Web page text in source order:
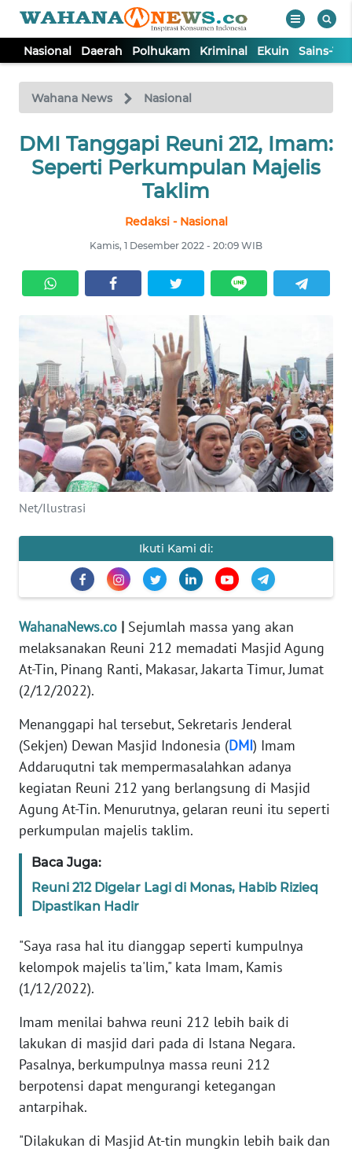
Nasional Daerah Polhukam Kriminal Ekuin Sains-
Wahana News Nasional
DMI Tanggapi Reuni 212, Imam:
Seperti Perkumpulan Majelis
Taklim
Redaksi - Nasional
Kamis, 1 Desember 2022 - 20:09 WIB
Net/Ilustrasi
Ikuti Kami di:
WahanaNews.co | Sejumlah massa yang akan
melaksanakan Reuni 212 memadati Masjid Agung
At-Tin, Pinang Ranti, Makasar, Jakarta Timur, Jumat
(2/12/2022).
Menanggapi hal tersebut, Sekretaris Jenderal
(Sekjen) Dewan Masjid Indonesia (DMI) Imam
Addaruqutni tak mempermasalahkan adanya
kegiatan Reuni 212 yang berlangsung di Masjid
Agung At-Tin. Menurutnya, gelaran reuni itu seperti
perkumpulan majelis taklim.
Baca Juga:
Reuni 212 Digelar Lagi di Monas, Habib Rizieq
Dipastikan Hadir
"Saya rasa hal itu dianggap seperti kumpulnya
kelompok majelis ta'lim," kata Imam, Kamis
(1/12/2022).
Imam menilai bahwa reuni 212 lebih baik di
lakukan di masjid dari pada di Istana Negara.
Pasalnya, berkumpulnya massa reuni 212
berpotensi dapat mengurangi ketegangan
antarpihak.
"Dilakukan di Masjid At-tin mungkin lebih baik dan
TV
Tutup
NASIONAL
KRIMINAL
SAINS-TEKNO
KESEHATAN
INTERNASIONAL
SERBA-SERBI
PENDIDIKAN
OLAHRAGA
OPINI
EDITORIAL
INDEKS
BERITA
KONTAK
KAMI
INFO
PEDOMAN
MEDIA
REDAKSI
KARIR
DISCLAIMER